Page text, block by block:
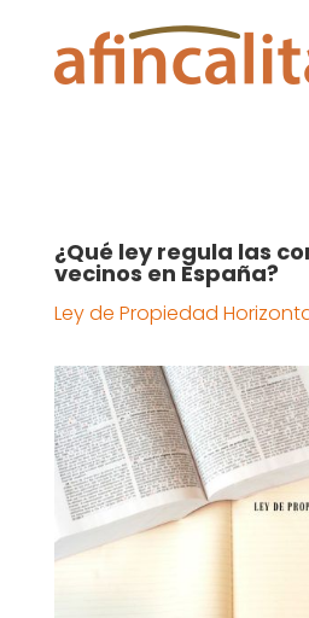
¿Qué ley regula las
vecinos en España?
Ley de Propiedad